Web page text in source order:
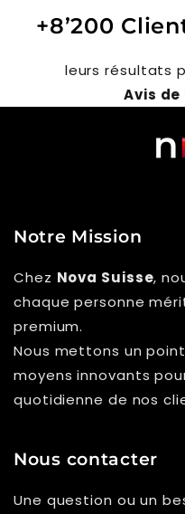
+8’200
leurs résultats
Avis
Notre Mission
Chez Nova Suisse,
chaque personne
premium.
Nous mettons un
moyens innovants
quotidienne de nos
Nous contacter
Une question ou un